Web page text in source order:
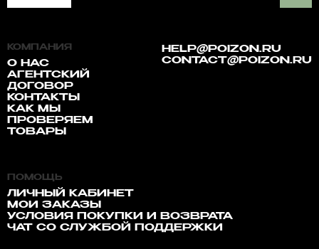
КОМПАНИЯ
О НАС
АГЕНТСКИЙ
ДОГОВОР
КОНТАКТЫ
КАК МЫ
ПРОВЕРЯЕМ
ТОВАРЫ
HELP@POIZON.RU
CONTACT@POIZON.RU
ПОМОЩЬ
ЛИЧНЫЙ КАБИНЕТ
МОИ ЗАКАЗЫ
УСЛОВИЯ ПОКУПКИ И ВОЗВРАТА
ЧАТ СО СЛУЖБОЙ ПОДДЕРЖКИ